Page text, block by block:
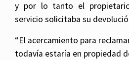
y por lo tanto el
servicio solicitaba su
“El acercamiento para
todavía estaría en propiedad